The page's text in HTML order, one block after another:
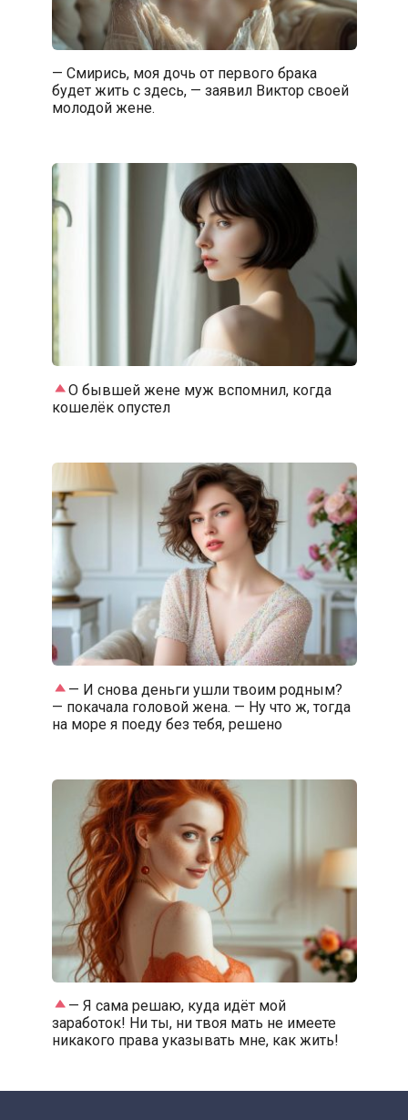
— Смирись, моя дочь от первого брака
будет жить с здесь, — заявил Виктор своей
молодой жене.
О бывшей жене муж вспомнил, когда
кошелёк опустел
— И снова деньги ушли твоим родным?
— покачала головой жена. — Ну что ж, тогда
на море я поеду без тебя, решено
— Я сама решаю, куда идёт мой
заработок! Ни ты, ни твоя мать не имеете
никакого права указывать мне, как жить!